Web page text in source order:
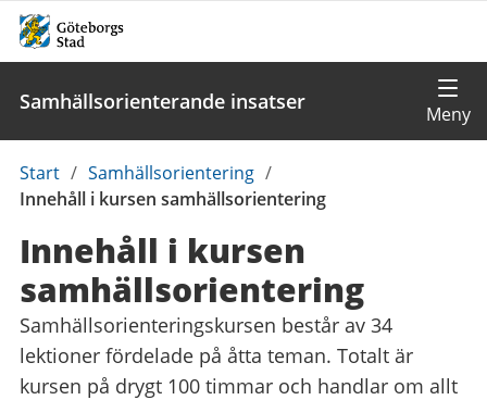
Samhällsorienterande insatser
Du
är
Start / Samhällsorientering /
Innehåll i kursen samhällsorientering
Innehåll i kursen
samhälls­orientering
Samhällsorienteringskursen består av 34
lektioner fördelade på åtta teman. Totalt är
kursen på drygt 100 timmar och handlar om allt